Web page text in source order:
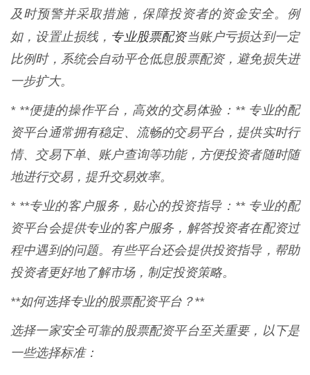
及时预警并采取措施，保障投资者的资金安全。例
如，设置止损线， 专业股票配资当账户亏损达到一定
比例时，系统会自动平仓低息股票配资，避免损失进
一步扩大。
* **便捷的操作平台，高效的交易体验：** 专业的配
资平台通常拥有稳定、流畅的交易平台，提供实时行
情、交易下单、账户查询等功能，方便投资者随时随
地进行交易，提升交易效率。
* **专业的客户服务，贴心的投资指导：** 专业的配
资平台会提供专业的客户服务，解答投资者在配资过
程中遇到的问题。有些平台还会提供投资指导，帮助
投资者更好地了解市场，制定投资策略。
**如何选择专业的股票配资平台？**
选择一家安全可靠的股票配资平台至关重要，以下是
一些选择标准：